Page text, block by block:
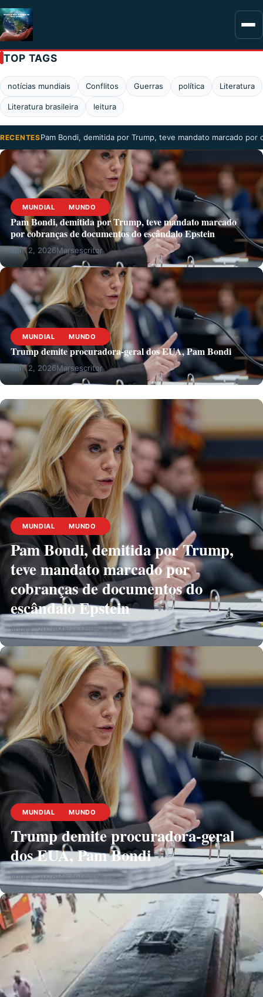
TOP TAGS
notícias mundiais Conflitos Guerras política Literatura
Literatura brasileira leitura
RECENTESPam Bondi, demitida por Trump, teve mandato marcado
MUNDIAL MUNDO
Pam Bondi, demitida por Trump, teve mandato marcado
por cobranças de documentos do escândalo Epstein
abril 2, 2026Marsescritor
MUNDIAL MUNDO
Trump demite procuradora-geral dos EUA, Pam Bondi
abril 2, 2026Marsescritor
MUNDIAL MUNDO
Pam Bondi, demitida por Trump,
teve mandato marcado por
cobranças de documentos do
escândalo Epstein
abril 2, 2026Marsescritor
MUNDIAL MUNDO
Trump demite procuradora-geral
dos EUA, Pam Bondi
abril 2, 2026Marsescritor